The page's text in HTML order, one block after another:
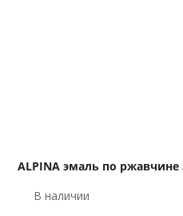
ALPINA эмаль по ржавчине
В наличии